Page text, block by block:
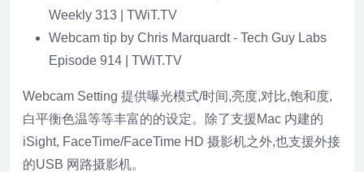
Weekly 313 | TWiT.TV
Webcam tip by Chris Marquardt - Tech Guy Labs
Episode 914 | TWiT.TV
Webcam Setting 提供曝光模式/时间,亮度,对比,饱和度,
白平衡色温等等丰富的的设定。除了支援Mac 内建的
iSight, FaceTime/FaceTime HD 摄影机之外,也支援外接
的USB 网路摄影机。